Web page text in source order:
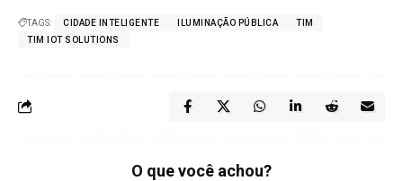
TAGS: CIDADE INTELIGENTE ILUMINAÇÃO PÚBLICA
TIM
TIM IOT SOLUTIONS
O que você achou?